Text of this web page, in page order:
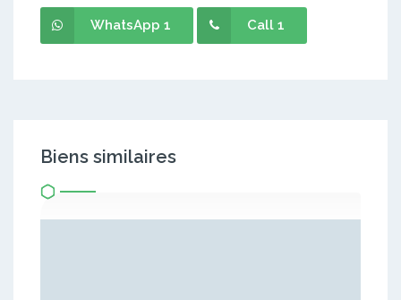
WhatsApp 1 Call 1
Biens similaires